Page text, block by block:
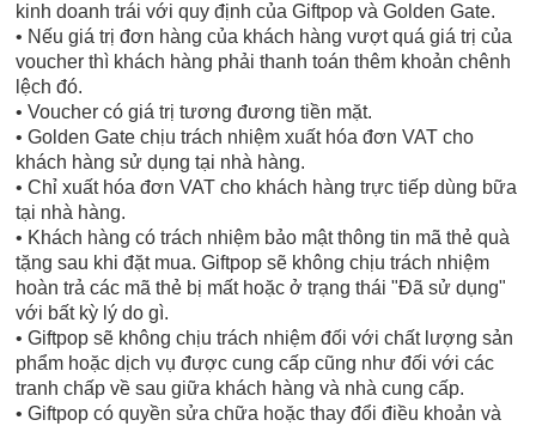
kinh doanh trái với quy định của Giftpop và Golden Gate.
• Nếu giá trị đơn hàng của khách hàng vượt quá giá trị của
voucher thì khách hàng phải thanh toán thêm khoản chênh
lệch đó.
• Voucher có giá trị tương đương tiền mặt.
• Golden Gate chịu trách nhiệm xuất hóa đơn VAT cho
khách hàng sử dụng tại nhà hàng.
• Chỉ xuất hóa đơn VAT cho khách hàng trực tiếp dùng bữa
tại nhà hàng.
• Khách hàng có trách nhiệm bảo mật thông tin mã thẻ quà
tặng sau khi đặt mua. Giftpop sẽ không chịu trách nhiệm
hoàn trả các mã thẻ bị mất hoặc ở trạng thái "Đã sử dụng"
với bất kỳ lý do gì.
• Giftpop sẽ không chịu trách nhiệm đối với chất lượng sản
phẩm hoặc dịch vụ được cung cấp cũng như đối với các
tranh chấp về sau giữa khách hàng và nhà cung cấp.
• Giftpop có quyền sửa chữa hoặc thay đổi điều khoản và